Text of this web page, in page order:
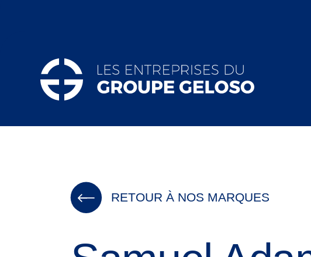
RETOUR À NOS MARQUES